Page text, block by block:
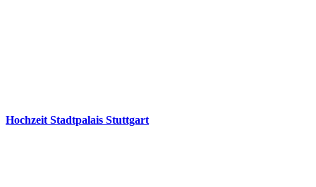
Hochzeit Stadtpalais Stuttgart